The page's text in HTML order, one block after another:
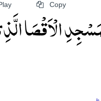
Copy
الۡاَقۡصَا